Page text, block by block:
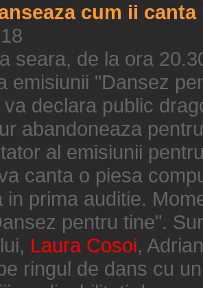
cum ii canta
seara, de la ora
emisiunii "Dansez
va declara public
abandoneaza
al emisiunii
canta o piesa
in prima auditie.
pentru tine".
Laura Cosoi,
ringul de dans cu